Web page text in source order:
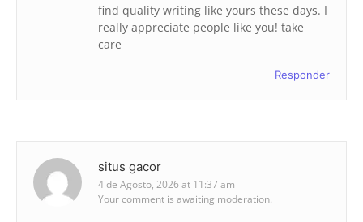
find quality writing like yours these days. I
really appreciate people like you! take
care
Responder
situs gacor
4 de Agosto, 2026 at 11:37 am
Your comment is awaiting moderation.